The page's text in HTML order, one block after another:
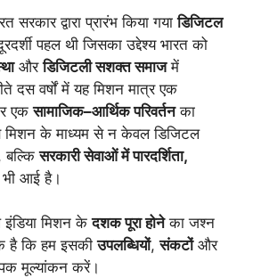
सरकार द्वारा प्रारंभ किया गयाडिजिटल
पहल थी जिसका उद्देश्य भारत को
औरडिजिटली सशक्त समाजमें
दस वर्षों में यह मिशन मात्र एक
एकसामाजिक–आर्थिक परिवर्तनका
के माध्यम से न केवल डिजिटल
बल्किसरकारी सेवाओं में पारदर्शिता,
आई है।
मिशन केदशक पूरा होनेका जश्न
है कि हम इसकीउपलब्धियों,संकटोंऔर
मूल्यांकन करें।